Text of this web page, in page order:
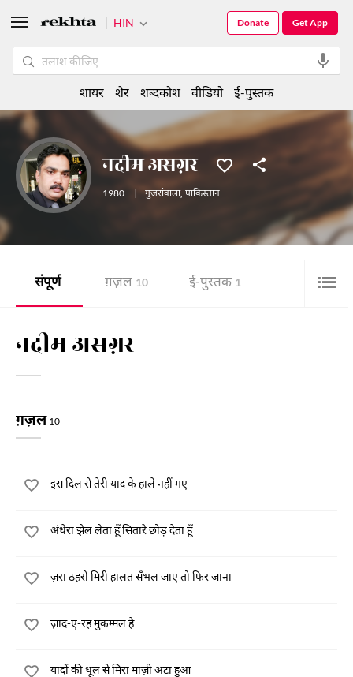
नदीम असग़र
1980 गुजरांवाला, पाकिस्तान
संपूर्ण ग़ज़ल 10 ई-पुस्तक 1
नदीम असग़र
ग़ज़ल 10
इस दिल से तेरी याद के हाले नहीं गए
अंधेरा झेल लेता हूँ सितारे छोड़ देता हूँ
ज़रा ठहरो मिरी हालत सँभल जाए तो फिर जाना
ज़ाद-ए-रह मुकम्मल है
यादों की धूल से मिरा माज़ी अटा हुआ
HIN Get App
Donate
शायर शेर शब्दकोश वीडियो ई-पुस्तक